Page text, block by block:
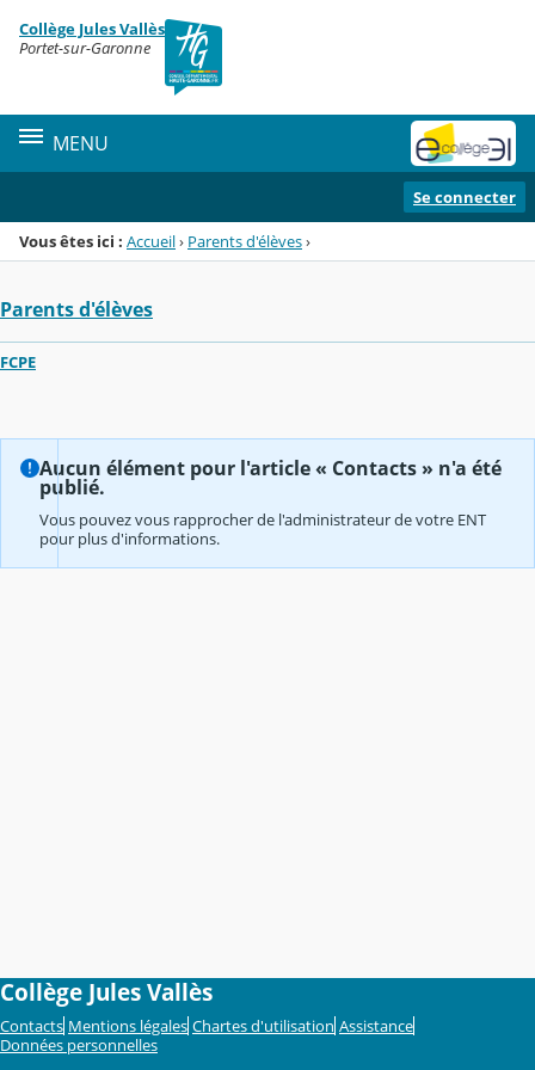
Menu de la rubrique
Contenu
Collège Jules Vallès
Portet-sur-Garonne
MENU
Se connecter
Vous êtes ici : Accueil› Parents d'élèves›
Parents d'élèves
FCPE
Aucun élément pour l'article « Contacts » n'a été
publié.
Vous pouvez vous rapprocher de l'administrateur de votre ENT
pour plus d'informations.
Collège Jules Vallès
Contacts Mentions légales Chartes d'utilisation Assistance
Données personnelles